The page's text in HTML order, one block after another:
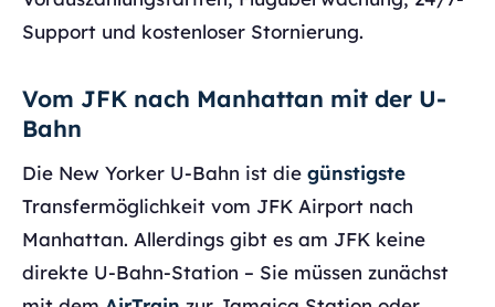
Support und kostenloser Stornierung.
Vom JFK nach Manhattan mit der U-
Bahn
Die New Yorker U-Bahn ist die günstigste
Transfermöglichkeit vom JFK Airport nach
Manhattan. Allerdings gibt es am JFK keine
direkte U-Bahn-Station – Sie müssen zunächst